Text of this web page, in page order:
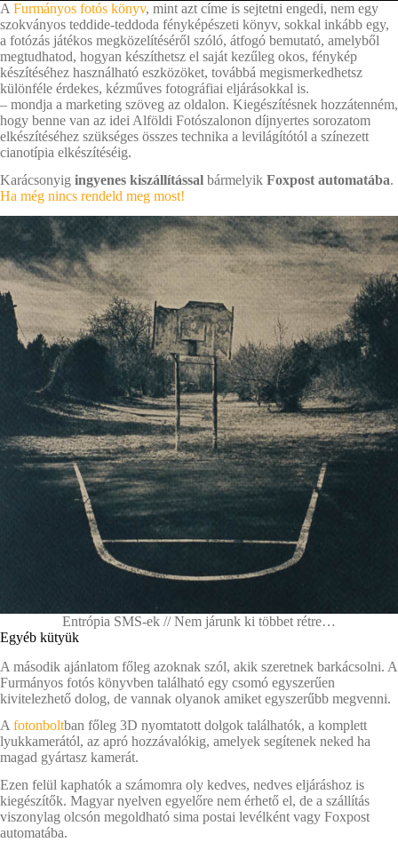
A Furmányos fotós könyv, mint azt címe is sejtetni engedi, nem egy
szokványos teddide-teddoda fényképészeti könyv, sokkal inkább egy,
a fotózás játékos megközelítéséről szóló, átfogó bemutató, amelyből
megtudhatod, hogyan készíthetsz el saját kezűleg okos, fénykép
készítéséhez használható eszközöket, továbbá megismerkedhetsz
különféle érdekes, kézműves fotográfiai eljárásokkal is.
– mondja a marketing szöveg az oldalon. Kiegészítésnek hozzátenném,
hogy benne van az idei Alföldi Fotószalonon díjnyertes sorozatom
elkészítéséhez szükséges összes technika a levilágítótól a színezett
cianotípia elkészítéséig.
Karácsonyig ingyenes kiszállítással bármelyik Foxpost automatába.
Ha még nincs rendeld meg most!
Entrópia SMS-ek // Nem járunk ki többet rétre…
Egyéb kütyük
A második ajánlatom főleg azoknak szól, akik szeretnek barkácsolni. A
Furmányos fotós könyvben található egy csomó egyszerűen
kivitelezhető dolog, de vannak olyanok amiket egyszerűbb megvenni.
Afotonboltban főleg 3D nyomtatott dolgok találhatók, a komplett
lyukkamerától, az apró hozzávalókig, amelyek segítenek neked ha
magad gyártasz kamerát.
Ezen felül kaphatók a számomra oly kedves, nedves eljáráshoz is
kiegészítők. Magyar nyelven egyelőre nem érhető el, de a szállítás
viszonylag olcsón megoldható sima postai levélként vagy Foxpost
automatába.